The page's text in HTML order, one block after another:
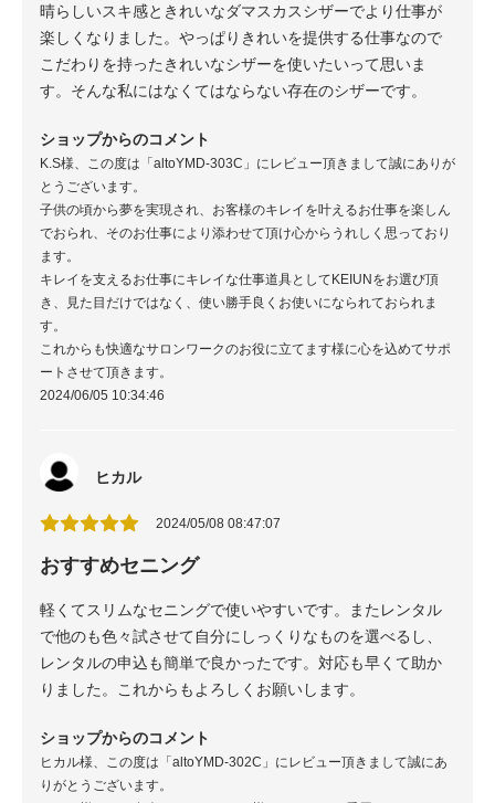
晴らしいスキ感ときれいなダマスカスシザーでより仕事が
楽しくなりました。やっぱりきれいを提供する仕事なので
こだわりを持ったきれいなシザーを使いたいって思いま
す。そんな私にはなくてはならない存在のシザーです。
ショップからのコメント
K.S様、この度は「altoYMD-303C」にレビュー頂きまして誠にありが
とうございます。
子供の頃から夢を実現され、お客様のキレイを叶えるお仕事を楽しん
でおられ、そのお仕事により添わせて頂け心からうれしく思っており
ます。
キレイを支えるお仕事にキレイな仕事道具としてKEIUNをお選び頂
き、見た目だけではなく、使い勝手良くお使いになられておられま
す。
これからも快適なサロンワークのお役に立てます様に心を込めてサポ
ートさせて頂きます。
2024/06/05 10:34:46
ヒカル
2024/05/08 08:47:07
おすすめセニング
軽くてスリムなセニングで使いやすいです。またレンタル
で他のも色々試させて自分にしっくりなものを選べるし、
レンタルの申込も簡単で良かったです。対応も早くて助か
りました。これからもよろしくお願いします。
ショップからのコメント
ヒカル様、この度は「altoYMD-302C」にレビュー頂きまして誠にあ
りがとうございます。